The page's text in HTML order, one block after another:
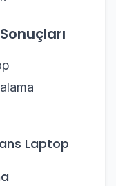
Laptop